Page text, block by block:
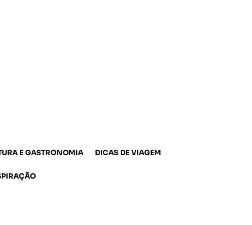
E GASTRONOMIA DICAS DE VIAGEM